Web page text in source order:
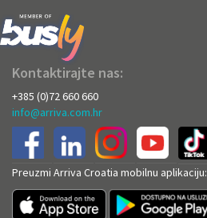
Kontaktirajte nas:
+385 (0)72 660 660
info@arriva.com.hr
Preuzmi Arriva Croatia mobilnu aplikaciju: